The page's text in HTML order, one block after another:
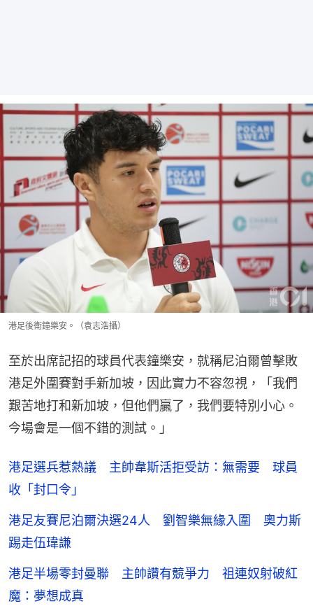
港足後衛鐘樂安。（袁志浩攝）
至於出席記招的球員代表鐘樂安，就稱尼泊爾曾擊敗
港足外圍賽對手新加坡，因此實力不容忽視，「我們
艱苦地打和新加坡，但他們贏了，我們要特別小心。
今場會是一個不錯的測試。」
港足選兵惹熱議 主帥韋斯活拒受訪：無需要 球員
收「封口令」
港足友賽尼泊爾決選24人 劉智樂無緣入圍 奧力斯
踢走伍瑋謙
港足半場零封曼聯 主帥讚有競爭力 祖連奴射破紅
魔：夢想成真